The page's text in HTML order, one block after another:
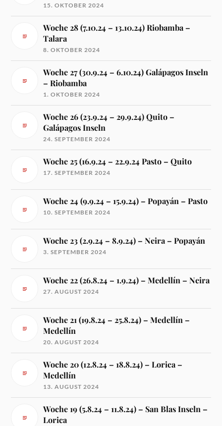
15. OKTOBER 2024
Woche 28 (7.10.24 – 13.10.24) Riobamba –
Talara
8. OKTOBER 2024
Woche 27 (30.9.24 – 6.10.24) Galápagos Inseln
– Riobamba
1. OKTOBER 2024
Woche 26 (23.9.24 – 29.9.24) Quito –
Galápagos Inseln
24. SEPTEMBER 2024
Woche 25 (16.9.24 – 22.9.24 Pasto – Quito
17. SEPTEMBER 2024
Woche 24 (9.9.24 – 15.9.24) – Popayán – Pasto
10. SEPTEMBER 2024
Woche 23 (2.9.24 – 8.9.24) – Neira – Popayán
3. SEPTEMBER 2024
Woche 22 (26.8.24 – 1.9.24) – Medellín – Neira
27. AUGUST 2024
Woche 21 (19.8.24 – 25.8.24) – Medellín –
Medellín
20. AUGUST 2024
Woche 20 (12.8.24 – 18.8.24) – Lorica –
Medellín
13. AUGUST 2024
Woche 19 (5.8.24 – 11.8.24) – San Blas Inseln –
Lorica